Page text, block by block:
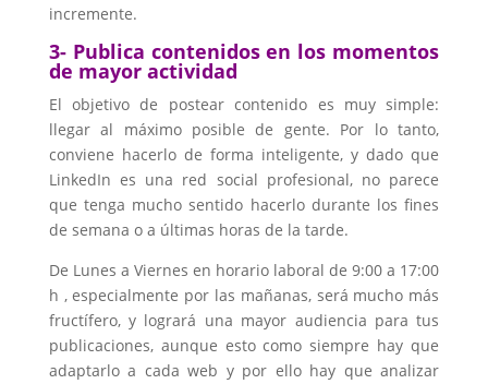
incremente.
3- Publica contenidos en los momentos
de mayor actividad
El objetivo de postear contenido es muy simple:
llegar al máximo posible de gente. Por lo tanto,
conviene hacerlo de forma inteligente, y dado que
LinkedIn es una red social profesional, no parece
que tenga mucho sentido hacerlo durante los fines
de semana o a últimas horas de la tarde.
De Lunes a Viernes en horario laboral de 9:00 a 17:00
h , especialmente por las mañanas, será mucho más
fructífero, y logrará una mayor audiencia para tus
publicaciones, aunque esto como siempre hay que
adaptarlo a cada web y por ello hay que analizar